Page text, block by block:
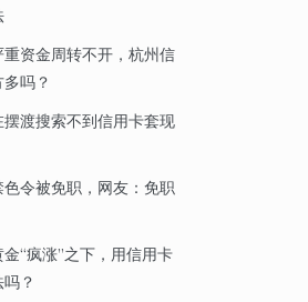
资金周转不开，杭州信
吗？
渡搜索不到信用卡套现
令被免职，网友：免职
“疯涨”之下，用信用卡
？